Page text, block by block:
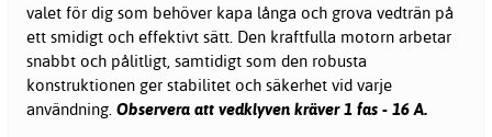
valet för dig som behöver kapa långa och grova vedträn på
ett smidigt och effektivt sätt. Den kraftfulla motorn arbetar
snabbt och pålitligt, samtidigt som den robusta
konstruktionen ger stabilitet och säkerhet vid varje
användning. Observera att vedklyven kräver 1 fas - 16 A.